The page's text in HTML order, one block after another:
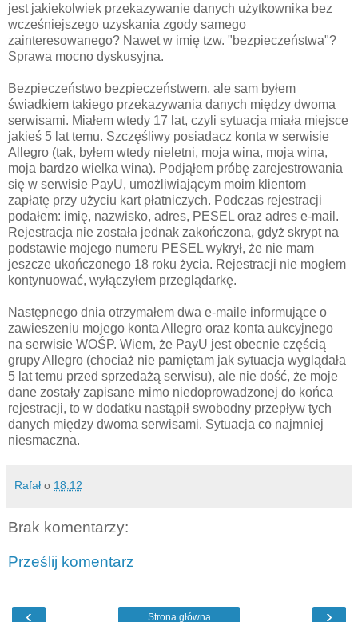
jest jakiekolwiek przekazywanie danych użytkownika bez
wcześniejszego uzyskania zgody samego
zainteresowanego? Nawet w imię tzw. "bezpieczeństwa"?
Sprawa mocno dyskusyjna.
Bezpieczeństwo bezpieczeństwem, ale sam byłem
świadkiem takiego przekazywania danych między dwoma
serwisami. Miałem wtedy 17 lat, czyli sytuacja miała miejsce
jakieś 5 lat temu. Szczęśliwy posiadacz konta w serwisie
Allegro (tak, byłem wtedy nieletni, moja wina, moja wina,
moja bardzo wielka wina). Podjąłem próbę zarejestrowania
się w serwisie PayU, umożliwiającym moim klientom
zapłatę przy użyciu kart płatniczych. Podczas rejestracji
podałem: imię, nazwisko, adres, PESEL oraz adres e-mail.
Rejestracja nie została jednak zakończona, gdyż skrypt na
podstawie mojego numeru PESEL wykrył, że nie mam
jeszcze ukończonego 18 roku życia. Rejestracji nie mogłem
kontynuować, wyłączyłem przeglądarkę.
Następnego dnia otrzymałem dwa e-maile informujące o
zawieszeniu mojego konta Allegro oraz konta aukcyjnego
na serwisie WOŚP. Wiem, że PayU jest obecnie częścią
grupy Allegro (chociaż nie pamiętam jak sytuacja wyglądała
5 lat temu przed sprzedażą serwisu), ale nie dość, że moje
dane zostały zapisane mimo niedoprowadzonej do końca
rejestracji, to w dodatku nastąpił swobodny przepływ tych
danych między dwoma serwisami. Sytuacja co najmniej
niesmaczna.
Rafał o 18:12
Brak komentarzy:
Prześlij komentarz
‹ ›
Strona główna